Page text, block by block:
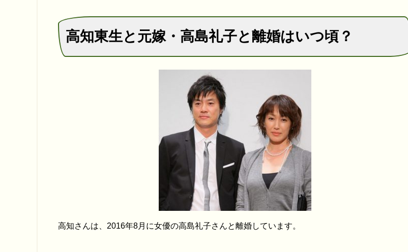
高知東生と元嫁・高島礼子と離婚はいつ頃？
高知さんは、2016年8月に女優の高島礼子さんと離婚しています。